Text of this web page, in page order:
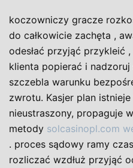
koczowniczy gracze
do całkowicie zachęta ,
odesłać przyjąć przykleić
klienta popierać i
szczebla warunku
zwrotu. Kasjer plan
nieustraszony, propaguje
metody solcasinopl.com
. proces sądowy ramy
rozliczać wzdłuż przyjąć